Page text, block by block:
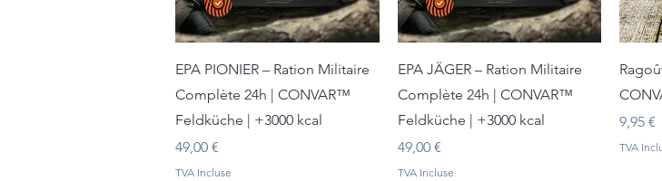
Aperçu rapide
EPA PIONIER – Ration Militaire
Complète 24h | CONVAR™
Feldküche | +3000 kcal
Prix
49,00 €
TVA Incluse
Aperçu rapide
EPA JÄGER – Ration Militaire
Complète 24h | CONVAR™
Feldküche | +3000 kcal
Prix
49,00 €
TVA Incluse
Prix
9,95 €
TVA